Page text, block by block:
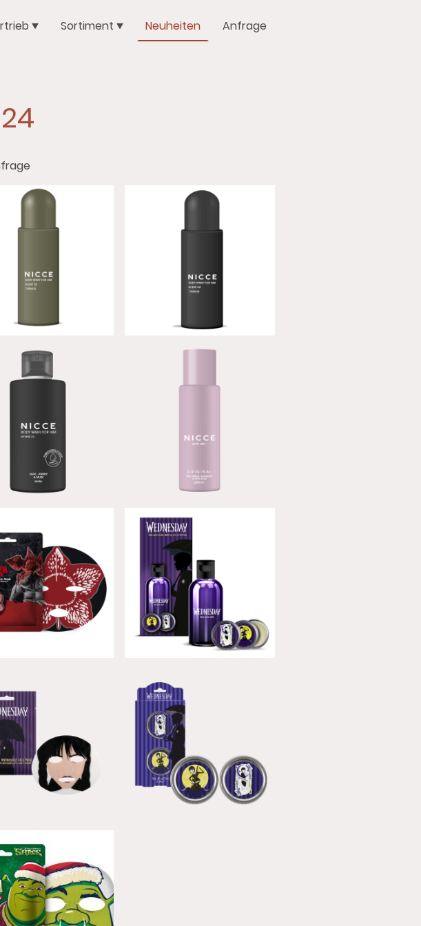
Sortiment Neuheiten Anfrage